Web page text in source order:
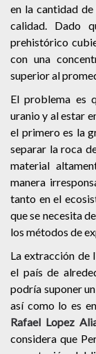
en la cantidad
calidad. Dado
prehistórico
con una
superior al
El problema es
uranio y al estar
el primero es la
separar la roca
material
manera
tanto en el
que se necesita
los métodos de
La extracción de
el país de
podría suponer
así como lo es
Rafael Lopez
considera que